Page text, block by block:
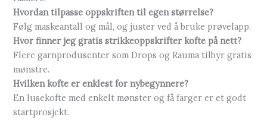
Hvordan tilpasse oppskriften til egen størrelse?
Følg maskeantall og mål, og juster ved å bruke prøvelapp.
Hvor finner jeg gratis strikkeoppskrifter kofte på nett?
Flere garnprodusenter som Drops og Rauma tilbyr gratis
mønstre.
Hvilken kofte er enklest for nybegynnere?
En lusekofte med enkelt mønster og få farger er et godt
startprosjekt.